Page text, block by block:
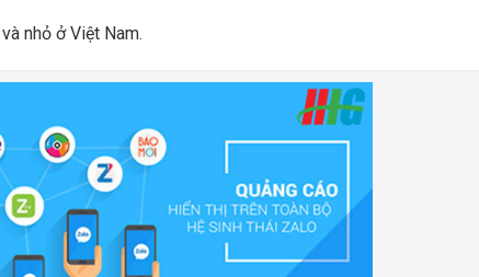
nhỏ ở Việt Nam.